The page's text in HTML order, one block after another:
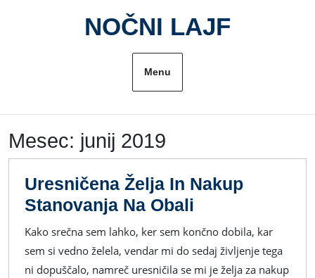
NOČNI LAJF
Menu
Mesec: junij 2019
Uresničena Želja In Nakup
Stanovanja Na Obali
Želja
In
Nakup
Kako srečna sem lahko, ker sem končno dobila, kar
sem si vedno želela, vendar mi do sedaj življenje tega
ni dopuščalo, namreč uresničila se mi je želja za nakup